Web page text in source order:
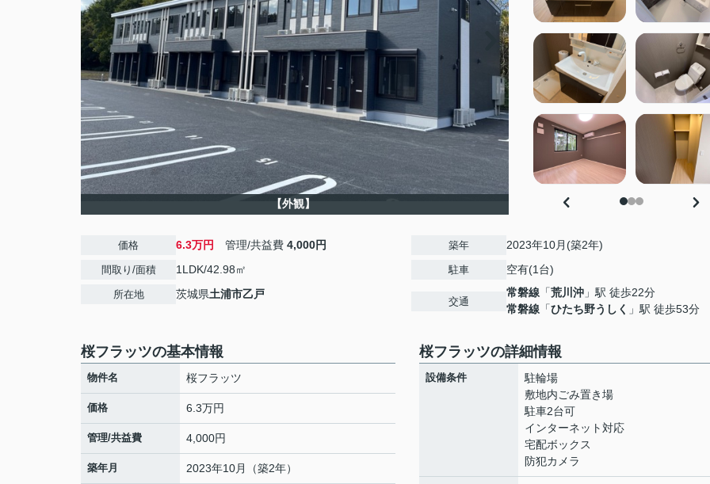
【外観】
価格 6.3万円 管理/共益費 4,000円
間取り/面積 1LDK/42.98㎡
所在地 茨城県土浦市乙戸
築年 2023年10月(築2年)
駐車 空有(1台)
交通
常磐線 「荒川沖 」駅 徒歩22分
常磐線 「ひたち野うしく 」駅 徒歩53分
桜フラッツの基本情報
物件名 桜フラッツ
価格 6.3万円
管理/共益費 4,000円
築年月 2023年10月（築2年）
桜フラッツの詳細情報
設備条件
駐輪場
敷地内ごみ置き場
駐車2台可
インターネット対応
宅配ボックス
防犯カメラ